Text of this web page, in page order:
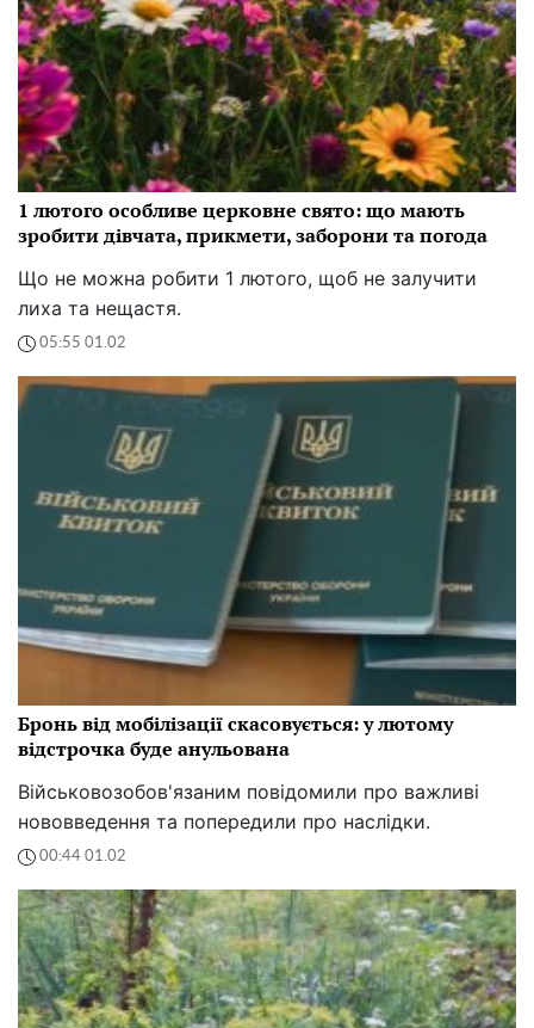
1 лютого особливе церковне свято: що мають
зробити дівчата, прикмети, заборони та погода
Що не можна робити 1 лютого, щоб не залучити
лиха та нещастя.
05:55 01.02
Бронь від мобілізації скасовується: у лютому
відстрочка буде анульована
Військовозобов'язаним повідомили про важливі
нововведення та попередили про наслідки.
00:44 01.02